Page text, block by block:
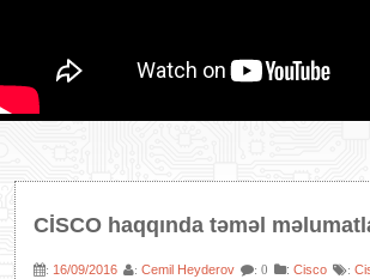
CİSCO haqqında təməl
: 16/09/2016 : Cemil Heyderov : 0 : Cisco :